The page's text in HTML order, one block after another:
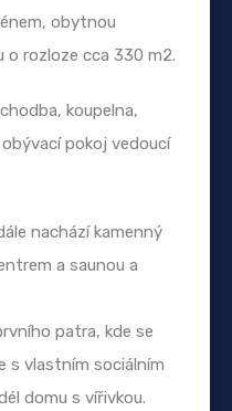
obytnou
o rozloze cca 330 m2.
koupelna,
pokoj vedoucí
nachází kamenný
a saunou a
patra, kde se
s vlastním sociálním
domu s vířivkou.